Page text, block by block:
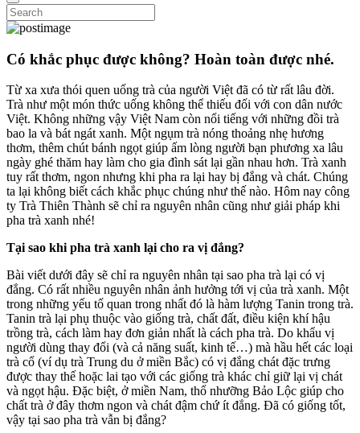
Có khắc phục được không? Hoàn toàn được nhé.
Từ xa xưa thói quen uống trà của người Việt đã có từ rất lâu đời.
Trà như một món thức uống không thể thiếu đối với con dân nước
Việt. Không những vậy Việt Nam còn nổi tiếng với những đồi trà
bao la và bát ngát xanh. Một ngụm trà nóng thoảng nhẹ hương
thơm, thêm chút bánh ngọt giúp ấm lòng người bạn phương xa lâu
ngày ghé thăm hay làm cho gia đình sát lại gần nhau hơn. Trà xanh
tuy rất thơm, ngon nhưng khi pha ra lại hay bị đắng và chát. Chúng
ta lại không biết cách khắc phục chúng như thế nào. Hôm nay công
ty Trà Thiên Thành sẽ chỉ ra nguyên nhân cũng như giải pháp khi
pha trà xanh nhé!
Tại sao khi pha trà xanh lại cho ra vị đắng?
Bài viết dưới đây sẽ chỉ ra nguyên nhân tại sao pha trà lại có vị
đắng. Có rất nhiều nguyên nhân ảnh hưởng tới vị của trà xanh. Một
trong những yếu tố quan trong nhất đó là hàm lượng Tanin trong trà.
Tanin trà lại phụ thuộc vào giống trà, chất đất, điều kiện khí hậu
trồng trà, cách làm hay đơn giản nhất là cách pha trà. Do khẩu vị
người dùng thay đổi (và cả năng suất, kinh tế…) mà hầu hết các loại
trà cổ (ví dụ trà Trung du ở miền Bắc) có vị đắng chát đặc trưng
được thay thế hoặc lai tạo với các giống trà khác chỉ giữ lại vị chát
và ngọt hậu. Đặc biệt, ở miền Nam, thổ nhưỡng Bảo Lộc giúp cho
chất trà ở đây thơm ngon và chát đậm chứ ít đắng. Đã có giống tốt,
vậy tại sao pha trà vẫn bị đắng?